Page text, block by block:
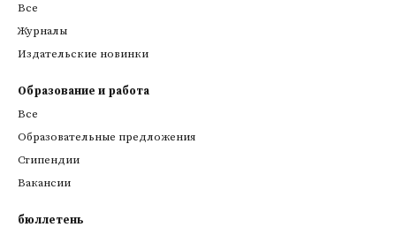
Все
Журналы
Издательские новинки
Образование и работа
Все
Образовательные предложения
Стипендии
Вакансии
бюллетень